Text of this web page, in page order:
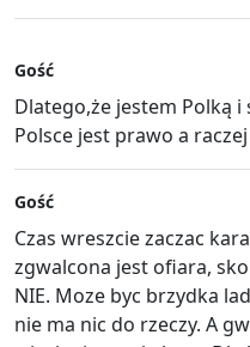
Gość
Dlatego,że jestem Polką
Polsce jest prawo a
Gość
Czas wreszcie zaczac
zgwalcona jest ofiara,
NIE. Moze byc brzydka
nie ma nic do rzeczy. A